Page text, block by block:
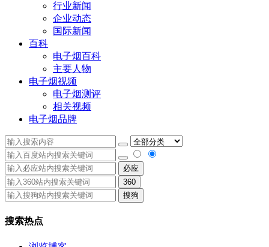
行业新闻
企业动态
国际新闻
百科
电子烟百科
主要人物
电子烟视频
电子烟测评
相关视频
电子烟品牌
必应
360
搜狗
搜索热点